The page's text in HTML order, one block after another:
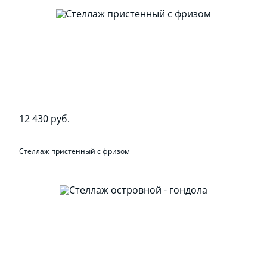
12 430 руб.
Стеллаж пристенный с фризом